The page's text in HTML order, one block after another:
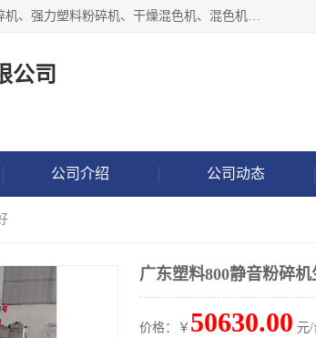
汕头经济特区震龙塑料机械有限公司专注于制造强力粉碎机、静音粉碎机、塑料粉碎机、强力塑料粉碎机、干燥混色机、混色机、冷水机、上料机等塑料辅助机械。
公司
公司介绍 公司动态
广东塑料800静音粉碎
价格：￥ 50630.00 元/